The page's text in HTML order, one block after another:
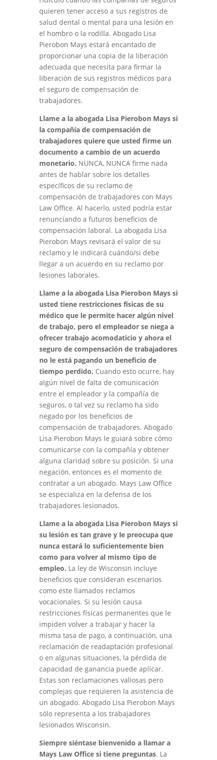
quieren tener acceso a sus registros de
salud dental o mental para una lesión en
el hombro o la rodilla. Abogado Lisa
Pierobon Mays estará encantado de
proporcionar una copia de la liberación
adecuada que necesita para firmar la
liberación de sus registros médicos para
el seguro de compensación de
trabajadores.
Llame a la abogada Lisa Pierobon Mays si
la compañía de compensación de
trabajadores quiere que usted firme un
documento a cambio de un acuerdo
monetario. NUNCA, NUNCA firme nada
antes de hablar sobre los detalles
específicos de su reclamo de
compensación de trabajadores con Mays
Law Office. Al hacerlo, usted podría estar
renunciando a futuros beneficios de
compensación laboral. La abogada Lisa
Pierobon Mays revisará el valor de su
reclamo y le indicará cuándo/si debe
llegar a un acuerdo en su reclamo por
lesiones laborales.
Llame a la abogada Lisa Pierobon Mays si
usted tiene restricciones físicas de su
médico que le permite hacer algún nivel
de trabajo, pero el empleador se niega a
ofrecer trabajo acomodaticio y ahora el
seguro de compensación de trabajadores
no le está pagando un beneficio de
tiempo perdido. Cuando esto ocurre, hay
algún nivel de falta de comunicación
entre el empleador y la compañía de
seguros, o tal vez su reclamo ha sido
negado por los beneficios de
compensación de trabajadores. Abogado
Lisa Pierobon Mays le guiará sobre cómo
comunicarse con la compañía y obtener
alguna claridad sobre su posición. Si una
negación, entonces es el momento de
contratar a un abogado. Mays Law Office
se especializa en la defensa de los
trabajadores lesionados.
Llame a la abogada Lisa Pierobon Mays si
su lesión es tan grave y le preocupa que
nunca estará lo suficientemente bien
como para volver al mismo tipo de
empleo. La ley de Wisconsin incluye
beneficios que consideran escenarios
como este llamados reclamos
vocacionales. Si su lesión causa
restricciones físicas permanentes que le
impiden volver a trabajar y hacer la
misma tasa de pago, a continuación, una
reclamación de readaptación profesional
o en algunas situaciones, la pérdida de
capacidad de ganancia puede aplicar.
Estas son reclamaciones valiosas pero
complejas que requieren la asistencia de
un abogado. Abogado Lisa Pierobon Mays
sólo representa a los trabajadores
lesionados Wisconsin.
Siempre siéntase bienvenido a llamar a
Mays Law Office si tiene preguntas. La